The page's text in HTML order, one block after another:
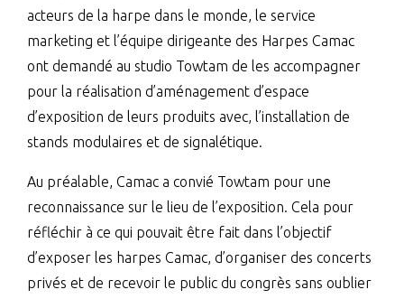
acteurs de la harpe dans le monde, le service
marketing et l’équipe dirigeante des Harpes Camac
ont demandé au studio Towtam de les accompagner
pour la réalisation d’aménagement d’espace
d’exposition de leurs produits avec, l’installation de
stands modulaires et de signalétique.
Au préalable, Camac a convié Towtam pour une
reconnaissance sur le lieu de l’exposition. Cela pour
réfléchir à ce qui pouvait être fait dans l’objectif
d’exposer les harpes Camac, d’organiser des concerts
privés et de recevoir le public du congrès sans oublier